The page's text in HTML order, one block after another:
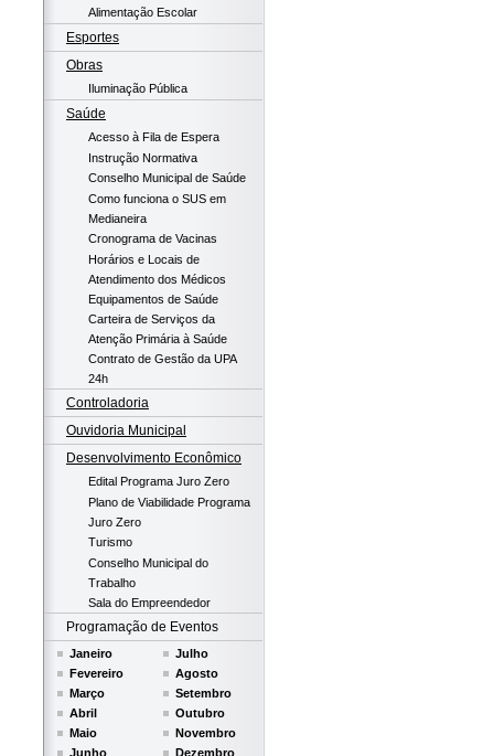
Alimentação Escolar
Esportes
Obras
Iluminação Pública
Saúde
Acesso à Fila de Espera
Instrução Normativa
Conselho Municipal de Saúde
Como funciona o SUS em
Medianeira
Cronograma de Vacinas
Horários e Locais de
Atendimento dos Médicos
Equipamentos de Saúde
Carteira de Serviços da
Atenção Primária à Saúde
Contrato de Gestão da UPA
24h
Controladoria
Ouvidoria Municipal
Desenvolvimento Econômico
Edital Programa Juro Zero
Plano de Viabilidade Programa
Juro Zero
Turismo
Conselho Municipal do
Trabalho
Sala do Empreendedor
Programação de Eventos
Janeiro
Fevereiro
Março
Abril
Maio
Junho
Julho
Agosto
Setembro
Outubro
Novembro
Dezembro